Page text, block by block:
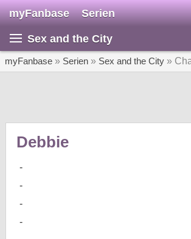
myFanbase Serien
Sex and the City
myFanbase » Serien » Sex and the City »
Debbie
Serie suchen...
SERIEN